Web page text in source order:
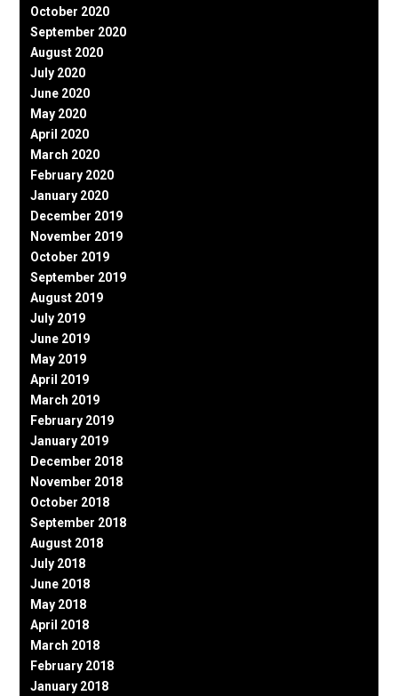
October 2020
September 2020
August 2020
July 2020
June 2020
May 2020
April 2020
March 2020
February 2020
January 2020
December 2019
November 2019
October 2019
September 2019
August 2019
July 2019
June 2019
May 2019
April 2019
March 2019
February 2019
January 2019
December 2018
November 2018
October 2018
September 2018
August 2018
July 2018
June 2018
May 2018
April 2018
March 2018
February 2018
January 2018